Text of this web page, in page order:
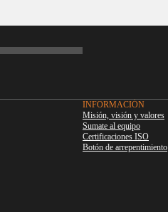
INFORMACIÓN
Misión, visión y valores
Sumate al equipo
Certificaciones ISO
Botón de arrepentimiento